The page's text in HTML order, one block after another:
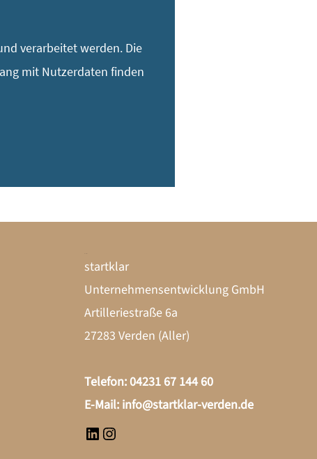
verarbeitet werden. Die
mit Nutzerdaten finden
startklar
Unternehmensentwicklung GmbH
Artilleriestraße 6a
27283 Verden (Aller)
Telefon: 04231 67 144 60
E-Mail: info@startklar-verden.de
LinkedIn
Instagram